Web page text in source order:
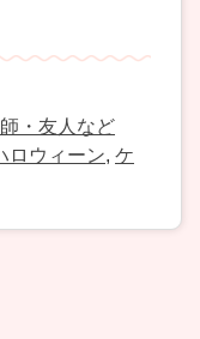
・友人など
ロウィーン, ケ